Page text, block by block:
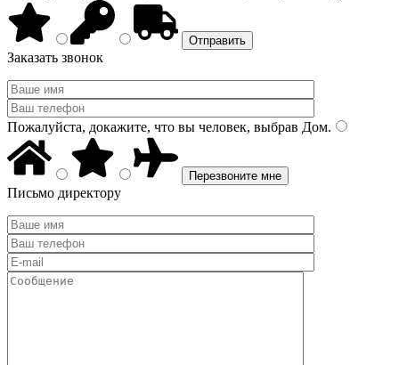
Заказать звонок
Пожалуйста, докажите, что вы человек, выбрав Дом.
Письмо директору